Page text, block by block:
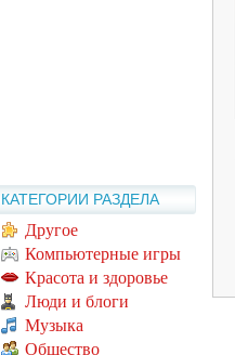
КАТЕГОРИИ РАЗДЕЛА
Другое
Компьютерные игры
Красота и здоровье
Люди и блоги
Музыка
Общество